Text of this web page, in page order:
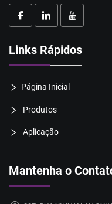
Links Rápidos
Página Inicial
Produtos
Aplicação
Mantenha o